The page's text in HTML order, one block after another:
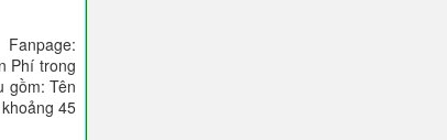
Phí trong
gồm: Tên
45